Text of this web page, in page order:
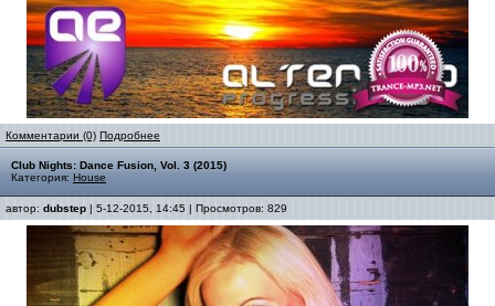
Комментарии (0) Подробнее
Club Nights: Dance Fusion, Vol. 3 (2015)
Категория: House
автор: dubstep | 5-12-2015, 14:45 | Просмотров: 829